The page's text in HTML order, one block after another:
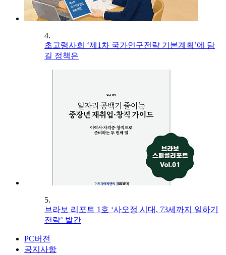
4.
초고령사회 ‘제1차 국가인구전략 기본계획’에 담
길 정책은
5.
브라보 리포트 1호 ‘사오정 시대, 73세까지 일하기
전략’ 발간
PC버전
공지사항